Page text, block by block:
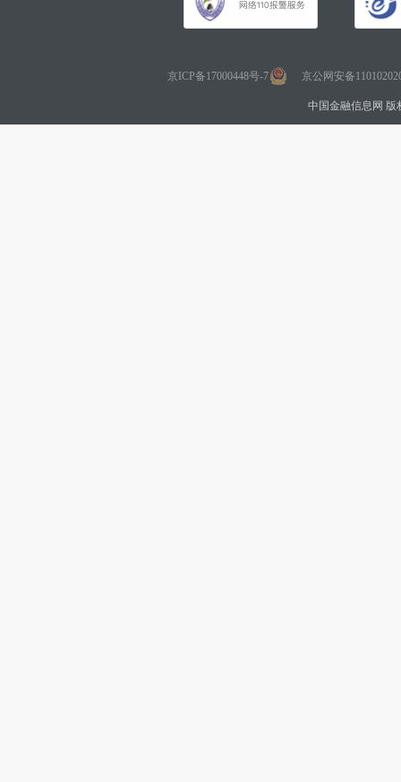
京ICP备17000448号-7 京公网安备
中国金融信息网 版